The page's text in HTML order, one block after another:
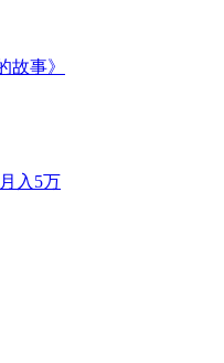
故事》
入5万
嫌盗窃被批捕